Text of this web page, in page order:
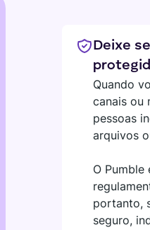
Deixe
Quando
canais ou
pessoas
arquivos
O
portanto,
seguro,